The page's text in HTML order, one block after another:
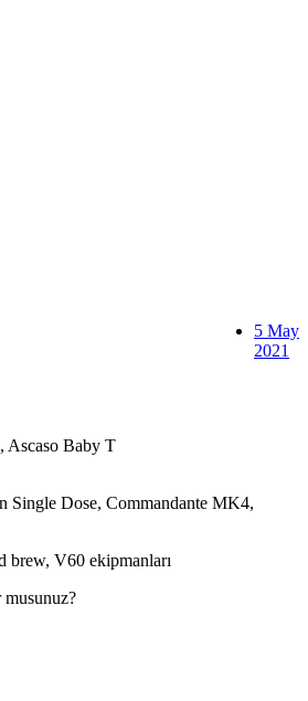
Ascaso Baby T
Single Dose, Commandante MK4,
brew, V60 ekipmanları
musunuz?
5 May
2021